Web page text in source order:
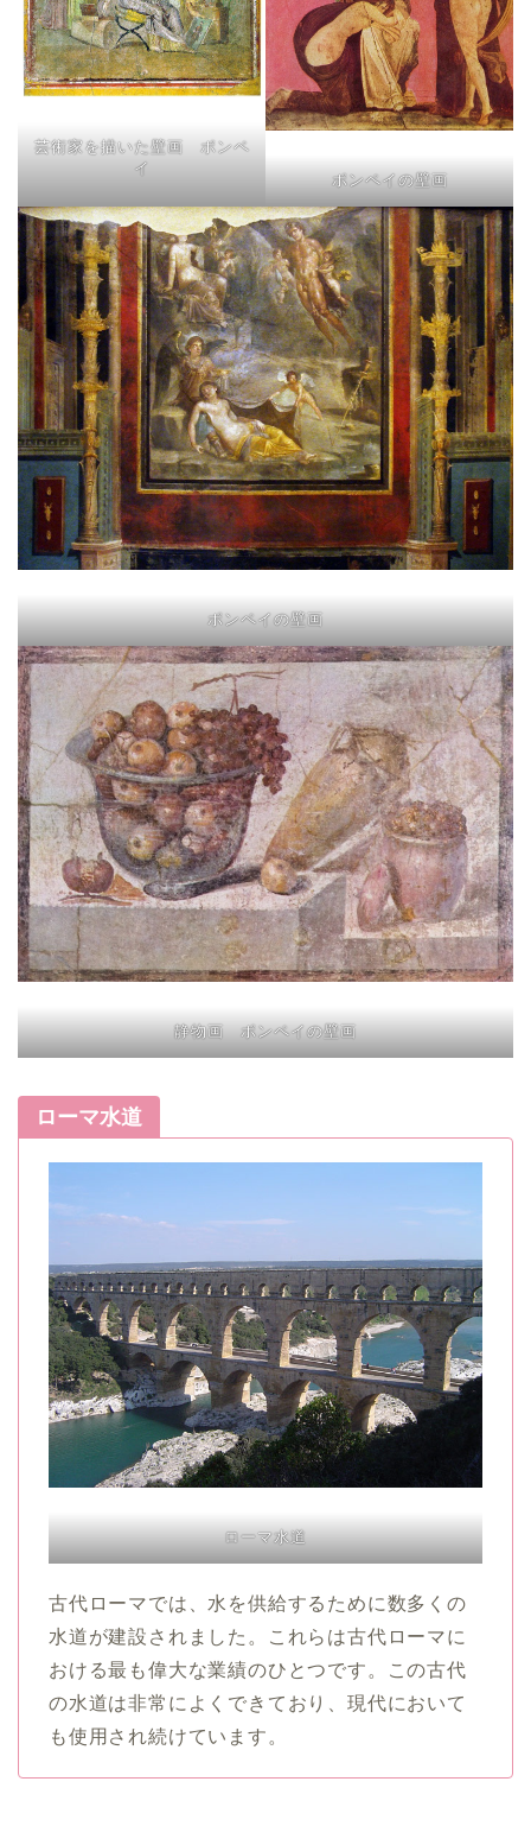
芸術家を描いた壁画 ポンペ
イ
ポンペイの壁画
ポンペイの壁画
静物画 ポンペイの壁画
ローマ水道
ローマ水道
古代ローマでは、水を供給するために数多くの
水道が建設されました。これらは古代ローマに
おける最も偉大な業績のひとつです。この古代
の水道は非常によくできており、現代において
も使用され続けています。